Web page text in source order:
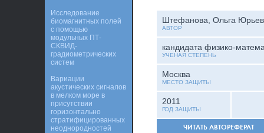
Штефанова, Ольга
АВТОР
кандидата физико-
УЧЕНАЯ СТЕПЕНЬ
Москва
МЕСТО ЗАЩИТЫ
2011
ГОД ЗАЩИТЫ
ЧИТАТЬ АВТОРЕФЕРАТ
Исследование
биомагнитных полей
с помощью
модульных ПТ-
СКВИД-
градиометрических
систем
Вариации
акустических сигналов
в мелком море в
присутствии
горизонтально
стратифицированных
неоднородностей